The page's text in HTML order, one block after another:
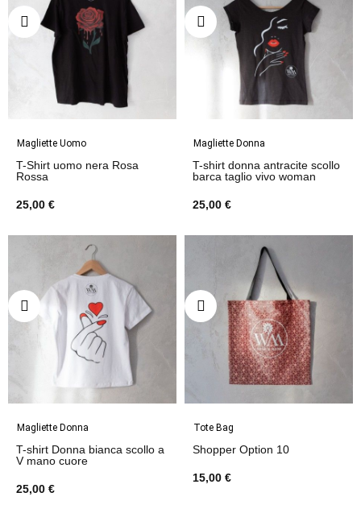
Magliette Uomo
T-Shirt uomo nera Rosa
Rossa
25,00 €
Magliette Donna
T-shirt donna antracite scollo
barca taglio vivo woman
25,00 €
Magliette Donna
T-shirt Donna bianca scollo a
V mano cuore
25,00 €
Tote Bag
Shopper Option 10
15,00 €